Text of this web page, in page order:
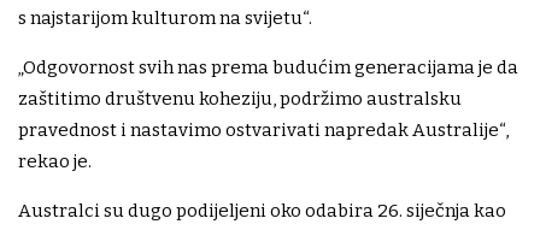
s najstarijom kulturom na svijetu“.
„Odgovornost svih nas prema budućim generacijama je da
zaštitimo društvenu koheziju, podržimo australsku
pravednost i nastavimo ostvarivati napredak Australije“,
rekao je.
Australci su dugo podijeljeni oko odabira 26. siječnja kao